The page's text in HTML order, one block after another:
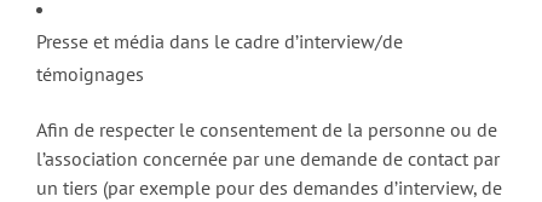
Presse et média dans le cadre d’interview/de
témoignages
Afin de respecter le consentement de la personne ou de
l’association concernée par une demande de contact par
un tiers (par exemple pour des demandes d’interview, de